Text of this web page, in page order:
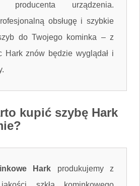
urządzenia.
obsługę i szybkie
do Twojego kominka – z
Hark znów będzie wyglądał i
kupić szybę Hark
Hark produkujemy z